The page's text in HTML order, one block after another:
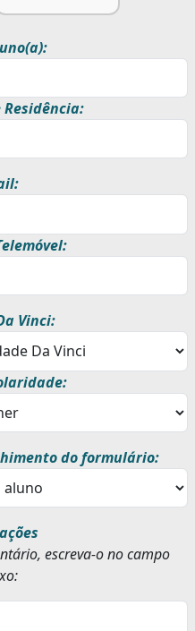
Vinci:
do formulário:
escreva-o no campo